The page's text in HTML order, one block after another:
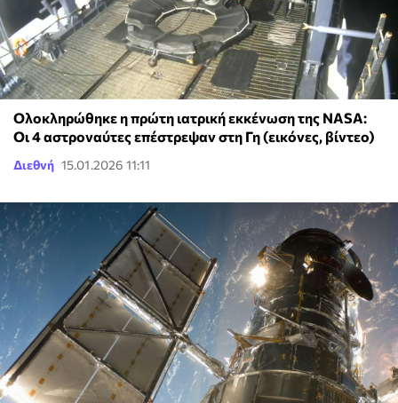
Ολοκληρώθηκε η πρώτη ιατρική εκκένωση της NASA:
Οι 4 αστροναύτες επέστρεψαν στη Γη (εικόνες, βίντεο)
Διεθνή 15.01.2026 11:11